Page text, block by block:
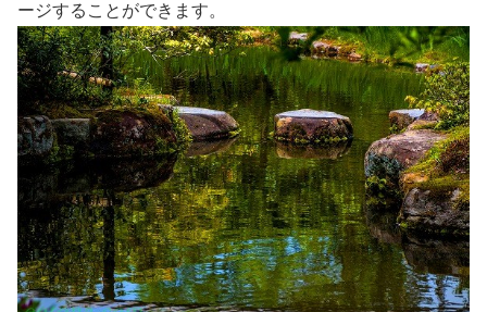
ージすることができます。